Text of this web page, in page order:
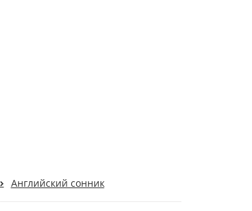
Английский сонник